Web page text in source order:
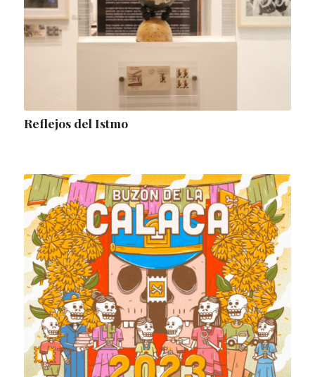
Reflejos del Istmo